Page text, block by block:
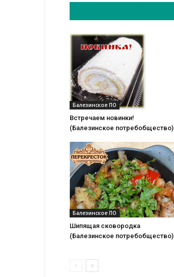
Балезинское ПО
Встречаем новинки!
(Балезинское потребобщество)
Балезинское ПО
Шипящая сковородка
(Балезинское потребобщество)